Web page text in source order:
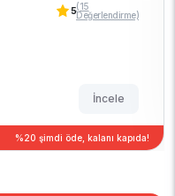
5(15
Değerlendirme)
İncele
%20 şimdi öde, kalanı kapıda!